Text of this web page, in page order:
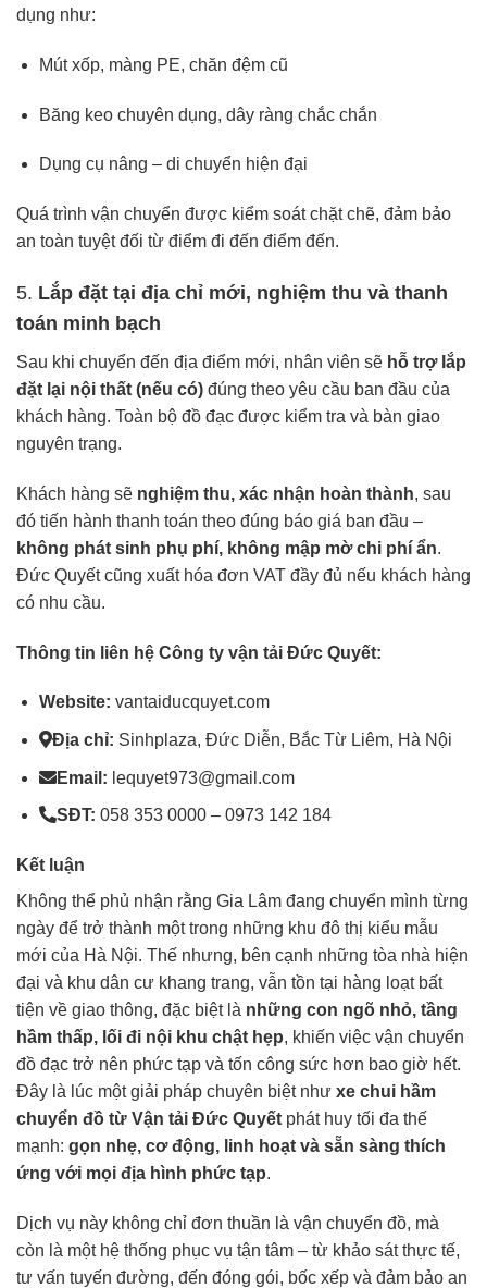
dụng như:
Mút xốp, màng PE, chăn đệm cũ
Băng keo chuyên dụng, dây ràng chắc chắn
Dụng cụ nâng – di chuyển hiện đại
Quá trình vận chuyển được kiểm soát chặt chẽ, đảm bảo
an toàn tuyệt đối từ điểm đi đến điểm đến.
5. Lắp đặt tại địa chỉ mới, nghiệm thu và thanh
toán minh bạch
Sau khi chuyển đến địa điểm mới, nhân viên sẽ hỗ trợ lắp
đặt lại nội thất (nếu có) đúng theo yêu cầu ban đầu của
khách hàng. Toàn bộ đồ đạc được kiểm tra và bàn giao
nguyên trạng.
Khách hàng sẽ nghiệm thu, xác nhận hoàn thành, sau
đó tiến hành thanh toán theo đúng báo giá ban đầu –
không phát sinh phụ phí, không mập mờ chi phí ẩn.
Đức Quyết cũng xuất hóa đơn VAT đầy đủ nếu khách hàng
có nhu cầu.
Thông tin liên hệ Công ty vận tải Đức Quyết:
Website: vantaiducquyet.com
Địa chỉ: Sinhplaza, Đức Diễn, Bắc Từ Liêm, Hà Nội
Email: lequyet973@gmail.com
SĐT: 058 353 0000 – 0973 142 184
Kết luận
Không thể phủ nhận rằng Gia Lâm đang chuyển mình từng
ngày để trở thành một trong những khu đô thị kiểu mẫu
mới của Hà Nội. Thế nhưng, bên cạnh những tòa nhà hiện
đại và khu dân cư khang trang, vẫn tồn tại hàng loạt bất
tiện về giao thông, đặc biệt là những con ngõ nhỏ, tầng
hầm thấp, lối đi nội khu chật hẹp, khiến việc vận chuyển
đồ đạc trở nên phức tạp và tốn công sức hơn bao giờ hết.
Đây là lúc một giải pháp chuyên biệt như xe chui hầm
chuyển đồ từ Vận tải Đức Quyết phát huy tối đa thế
mạnh: gọn nhẹ, cơ động, linh hoạt và sẵn sàng thích
ứng với mọi địa hình phức tạp.
Dịch vụ này không chỉ đơn thuần là vận chuyển đồ, mà
còn là một hệ thống phục vụ tận tâm – từ khảo sát thực tế,
tư vấn tuyến đường, đến đóng gói, bốc xếp và đảm bảo an